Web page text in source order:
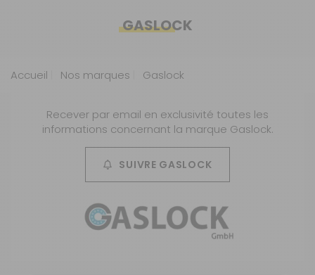
GASLOCK
Accueil Nos marques Gaslock
Recever par email en exclusivité toutes les
informations concernant la marque Gaslock.
SUIVRE GASLOCK